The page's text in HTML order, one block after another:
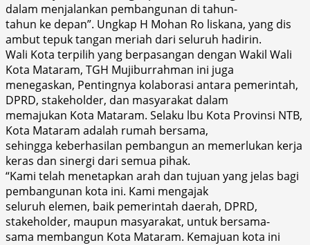
dalam menjalankan pembangunan di tahun-
tahun ke depan”. Ungkap H Mohan Ro liskana, yang dis
ambut tepuk tangan meriah dari seluruh hadirin.
Wali Kota terpilih yang berpasangan dengan Wakil Wali
Kota Mataram, TGH Mujiburrahman ini juga
menegaskan, Pentingnya kolaborasi antara pemerintah,
DPRD, stakeholder, dan masyarakat dalam
memajukan Kota Mataram. Selaku lbu Kota Provinsi NTB,
Kota Mataram adalah rumah bersama,
sehingga keberhasilan pembangun an memerlukan kerja
keras dan sinergi dari semua pihak.
“Kami telah menetapkan arah dan tujuan yang jelas bagi
pembangunan kota ini. Kami mengajak
seluruh elemen, baik pemerintah daerah, DPRD,
stakeholder, maupun masyarakat, untuk bersama-
sama membangun Kota Mataram. Kemajuan kota ini